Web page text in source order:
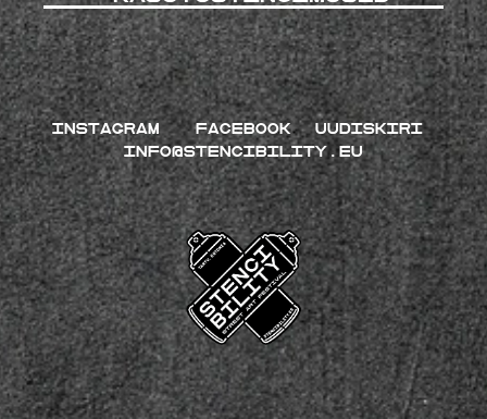
INSTAGRAM FACEBOOK
UUDISKIRI
INFO@STENCIBILITY.EU